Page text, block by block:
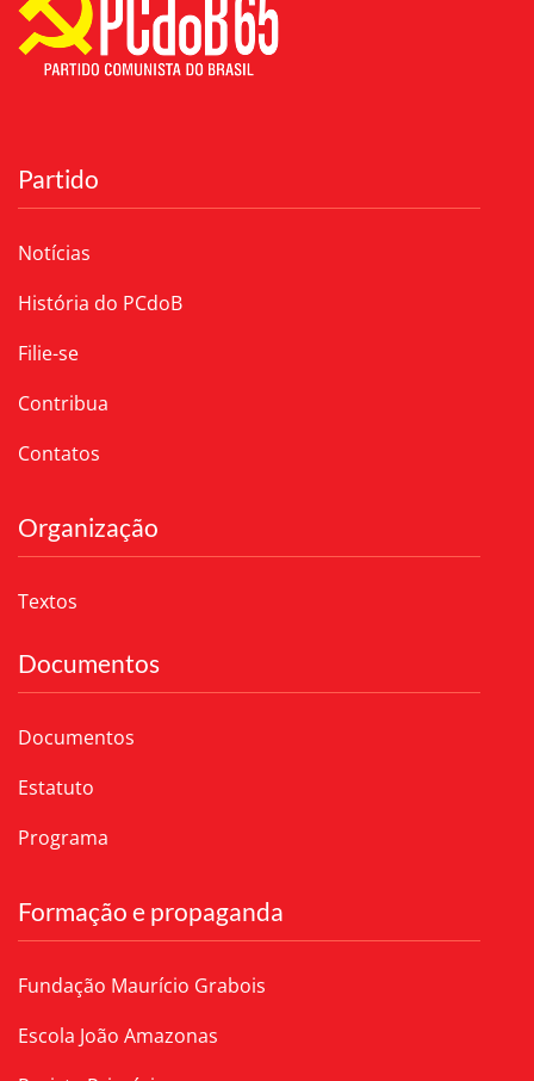
Partido
Notícias
História do PCdoB
Filie-se
Contribua
Contatos
Organização
Textos
Documentos
Documentos
Estatuto
Programa
Formação e propaganda
Fundação Maurício Grabois
Escola João Amazonas